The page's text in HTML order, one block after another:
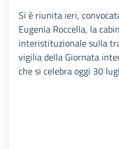
Si è riunita ieri,
Eugenia Roccella, la
interistituzionale sulla
vigilia della Giornata
che si celebra oggi 30